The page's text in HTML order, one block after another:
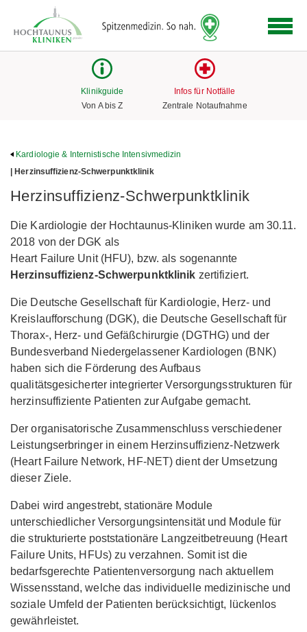
Link
zur
Klinikguide
Von A bis Z
Infos für Notfälle
Zentrale Notaufnahme
Kardiologie & Internistische Intensivmedizin
| Herzinsuffizienz-Schwerpunktklinik
Herzinsuffizienz-Schwerpunktklinik
Die Kardiologie der Hochtaunus-Kliniken wurde am 30.11.
2018 von der DGK als
Heart Failure Unit (HFU), bzw. als sogenannte
Herzinsuffizienz-Schwerpunktklinik zertifiziert.
Die Deutsche Gesellschaft für Kardiologie, Herz- und
Kreislaufforschung (DGK), die Deutsche Gesellschaft für
Thorax-, Herz- und Gefäßchirurgie (DGTHG) und der
Bundesverband Niedergelassener Kardiologen (BNK)
haben sich die Förderung des Aufbaus
qualitätsgesicherter integrierter Versorgungsstrukturen für
herzinsuffiziente Patienten zur Aufgabe gemacht.
Der organisatorische Zusammenschluss verschiedener
Leistungserbringer in einem Herzinsuffizienz-Netzwerk
(Heart Failure Network, HF-NET) dient der Umsetzung
dieser Ziele.
Dabei wird angestrebt, stationäre Module
unterschiedlicher Versorgungsintensität und Module für
die strukturierte poststationäre Langzeitbetreuung (Heart
Failure Units, HFUs) zu verzahnen. Somit ist die
bedarfsgerechte Patientenversorgung nach aktuellem
Wissensstand, welche das individuelle medizinische und
soziale Umfeld der Patienten berücksichtigt, lückenlos
gewährleistet.